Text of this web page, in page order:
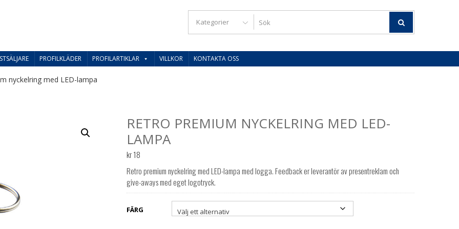
PROFILKLÄDER PROFILARTIKLAR VILLKOR KONTAKTA OSS
nyckelring med LED-lampa
RETRO PREMIUM NYCKELRING MED LED-
LAMPA
kr18
Retro premium nyckelring med LED-lampa med logga. Feedback er leverantör av presentreklam och
give-aways med eget logotryck.
FÄRG